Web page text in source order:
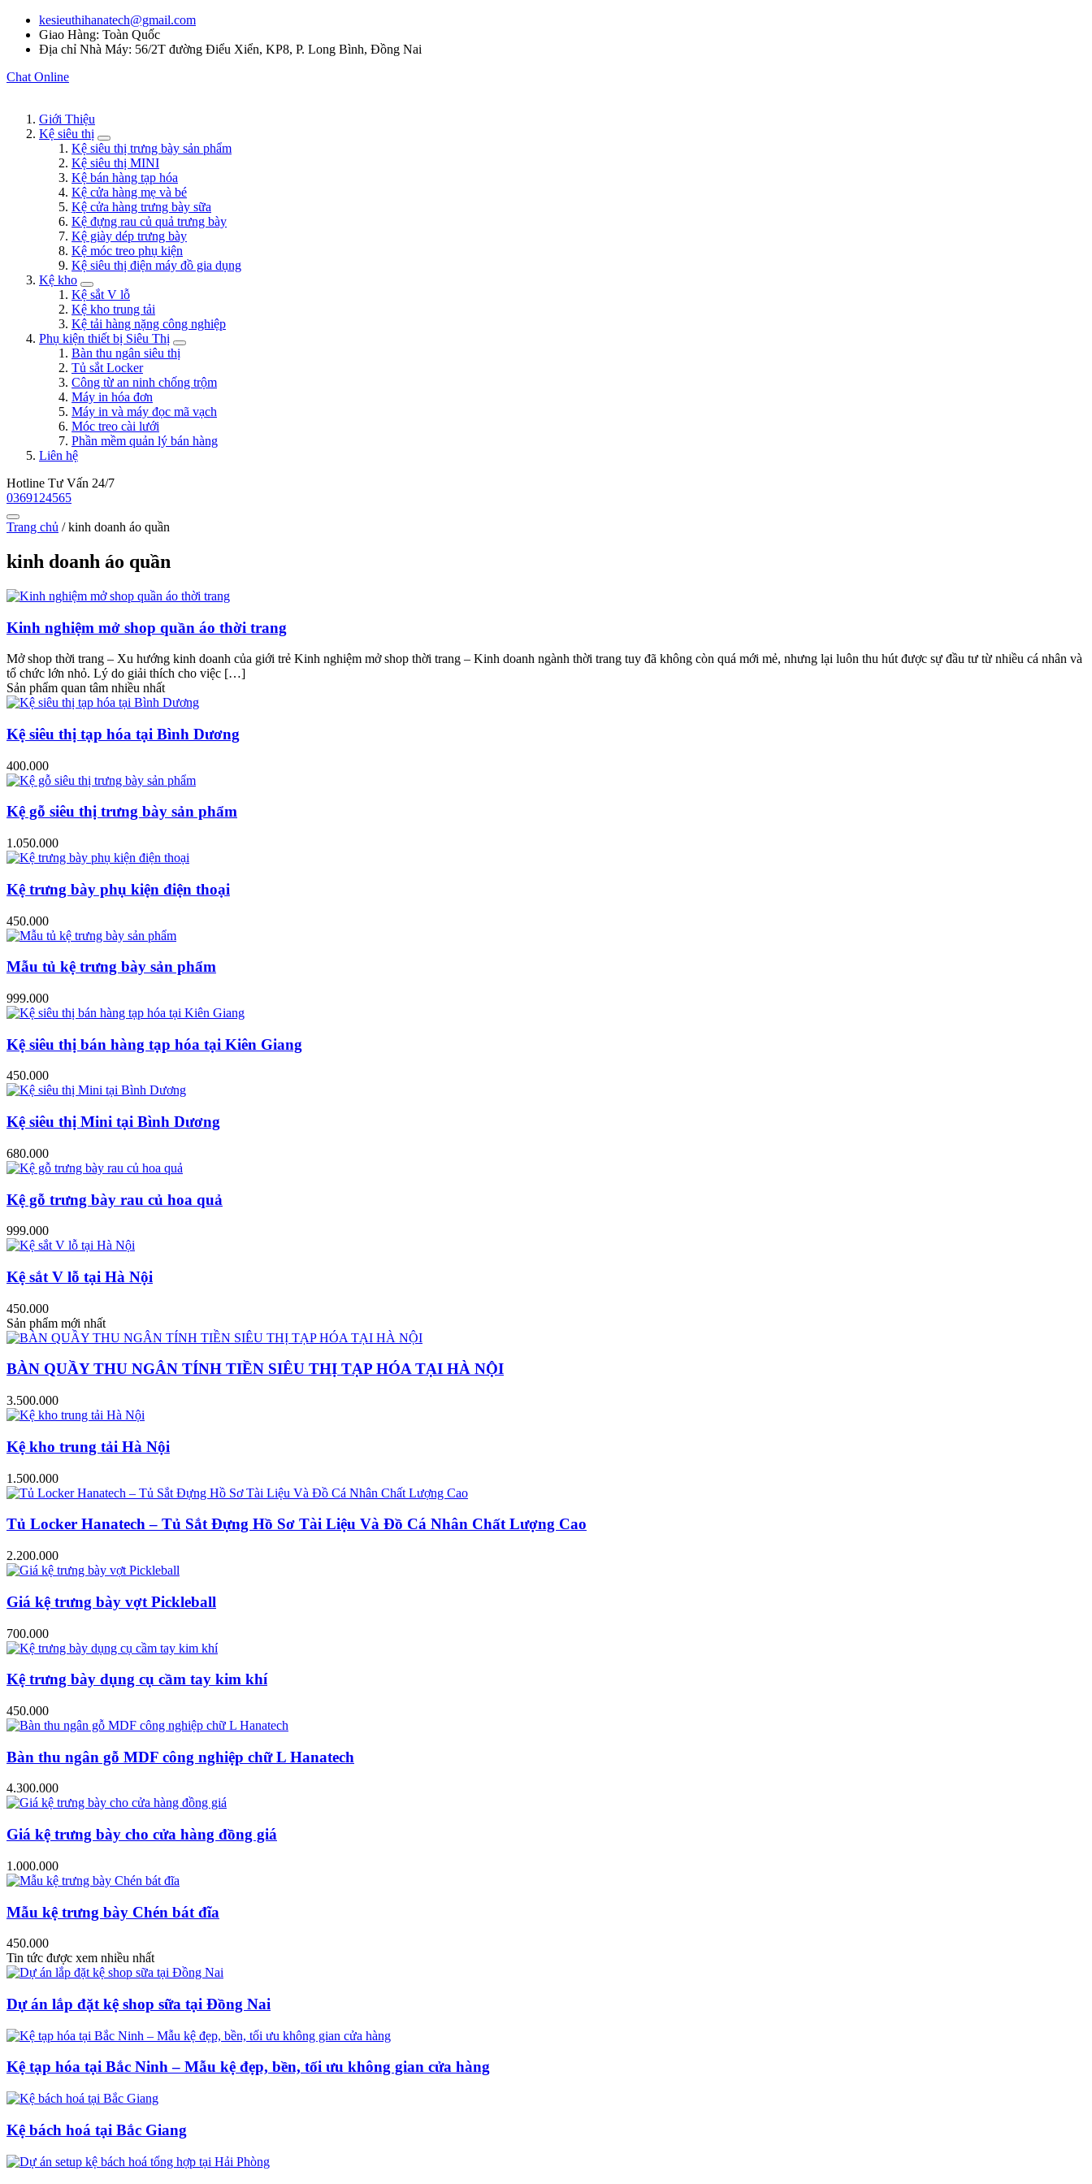
kesieuthihanatech@gmail.com
Giao Hàng: Toàn Quốc
Địa chỉ Nhà Máy: 56/2T đường Điểu Xiển, KP8, P. Long Bình, Đồng Nai
Chat Online
Giới Thiệu
Kệ siêu thị
Kệ siêu thị trưng bày sản phẩm
Kệ siêu thị MINI
Kệ bán hàng tạp hóa
Kệ cửa hàng mẹ và bé
Kệ cửa hàng trưng bày sữa
Kệ đựng rau củ quả trưng bày
Kệ giày dép trưng bày
Kệ móc treo phụ kiện
Kệ siêu thị điện máy đồ gia dụng
Kệ kho
Kệ sắt V lỗ
Kệ kho trung tải
Kệ tải hàng nặng công nghiệp
Phụ kiện thiết bị Siêu Thị
Bàn thu ngân siêu thị
Tủ sắt Locker
Công từ an ninh chống trộm
Máy in hóa đơn
Máy in và máy đọc mã vạch
Móc treo cài lưới
Phần mềm quản lý bán hàng
Liên hệ
Hotline Tư Vấn 24/7
0369124565
Trang chủ /kinh doanh áo quần
kinh doanh áo quần
Kinh nghiệm mở shop quần áo thời trang
Mở shop thời trang – Xu hướng kinh doanh của giới trẻ Kinh nghiệm mở shop thời trang – Kinh doanh ngành thời trang tuy đã không còn quá mới mẻ, nhưng lại luôn thu hút được sự đầu tư từ nhiều cá nhân và
tổ chức lớn nhỏ. Lý do giải thích cho việc […]
Sản phẩm quan tâm nhiều nhất
Kệ siêu thị tạp hóa tại Bình Dương
400.000
Kệ gỗ siêu thị trưng bày sản phẩm
1.050.000
Kệ trưng bày phụ kiện điện thoại
450.000
Mẫu tủ kệ trưng bày sản phẩm
999.000
Kệ siêu thị bán hàng tạp hóa tại Kiên Giang
450.000
Kệ siêu thị Mini tại Bình Dương
680.000
Kệ gỗ trưng bày rau củ hoa quả
999.000
Kệ sắt V lỗ tại Hà Nội
450.000
Sản phẩm mới nhất
BÀN QUẦY THU NGÂN TÍNH TIỀN SIÊU THỊ TẠP HÓA TẠI HÀ NỘI
3.500.000
Kệ kho trung tải Hà Nội
1.500.000
Tủ Locker Hanatech – Tủ Sắt Đựng Hồ Sơ Tài Liệu Và Đồ Cá Nhân Chất Lượng Cao
2.200.000
Giá kệ trưng bày vợt Pickleball
700.000
Kệ trưng bày dụng cụ cầm tay kim khí
450.000
Bàn thu ngân gỗ MDF công nghiệp chữ L Hanatech
4.300.000
Giá kệ trưng bày cho cửa hàng đồng giá
1.000.000
Mẫu kệ trưng bày Chén bát đĩa
450.000
Tin tức được xem nhiều nhất
Dự án lắp đặt kệ shop sữa tại Đồng Nai
Kệ tạp hóa tại Bắc Ninh – Mẫu kệ đẹp, bền, tối ưu không gian cửa hàng
Kệ bách hoá tại Bắc Giang